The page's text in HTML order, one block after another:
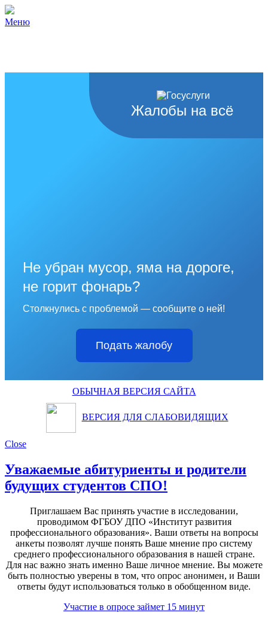
Меню
Жалобы на всё
Не убран мусор, яма на дороге,
не горит фонарь?
Столкнулись с проблемой — сообщите о ней!
Подать жалобу
ОБЫЧНАЯ ВЕРСИЯ САЙТА
ВЕРСИЯ ДЛЯ СЛАБОВИДЯЩИХ
Close
Уважаемые абитуриенты и родители
будущих студентов СПО!
Приглашаем Вас принять участие в исследовании,
проводимом ФГБОУ ДПО «Институт развития
профессионального образования». Ваши ответы на вопросы
анкеты позволят лучше понять Ваше мнение про систему
среднего профессионального образования в нашей стране.
Для нас важно знать именно Ваше личное мнение. Вы можете
быть полностью уверены в том, что опрос анонимен, и Ваши
ответы будут использоваться только в обобщенном виде.
Участие в опросе займет 15 минут